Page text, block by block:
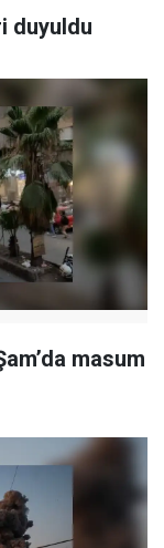
duyuldu
masum